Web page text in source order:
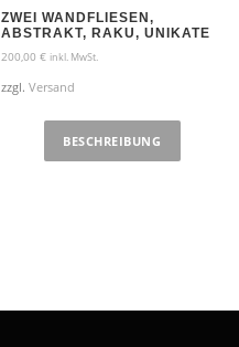
ZWEI WANDFLIESEN,
ABSTRAKT, RAKU, UNIKATE
200,00€ inkl. MwSt.
zzgl.Versand
BESCHREIBUNG